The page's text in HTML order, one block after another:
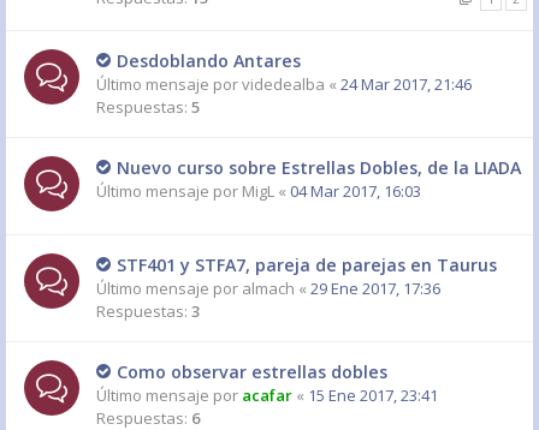
Desdoblando Antares
Último mensaje porvidedealba « 24 Mar 2017, 21:46
Respuestas: 5
Nuevo curso sobre Estrellas Dobles, de la LIADA
Último mensaje por MigL « 04 Mar 2017, 16:03
STF401 y STFA7, pareja de parejas en Taurus
Último mensaje por almach « 29 Ene 2017, 17:36
Respuestas: 3
Como observar estrellas dobles
Último mensaje por acafar « 15 Ene 2017, 23:41
Respuestas: 6